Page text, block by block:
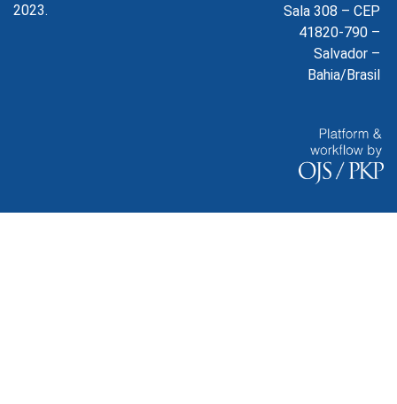
2023.
Sala 308 – CEP
41820-790 –
Salvador –
Bahia/Brasil